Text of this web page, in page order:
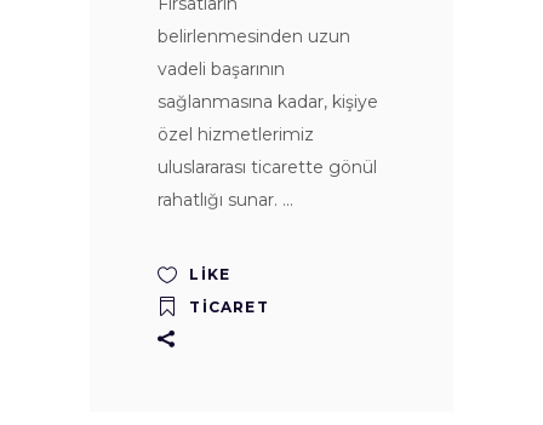
belirlenmesinden uzun
vadeli başarının
sağlanmasına kadar, kişiye
özel hizmetlerimiz
uluslararası ticarette gönül
rahatlığı sunar.
LIKE
TICARET